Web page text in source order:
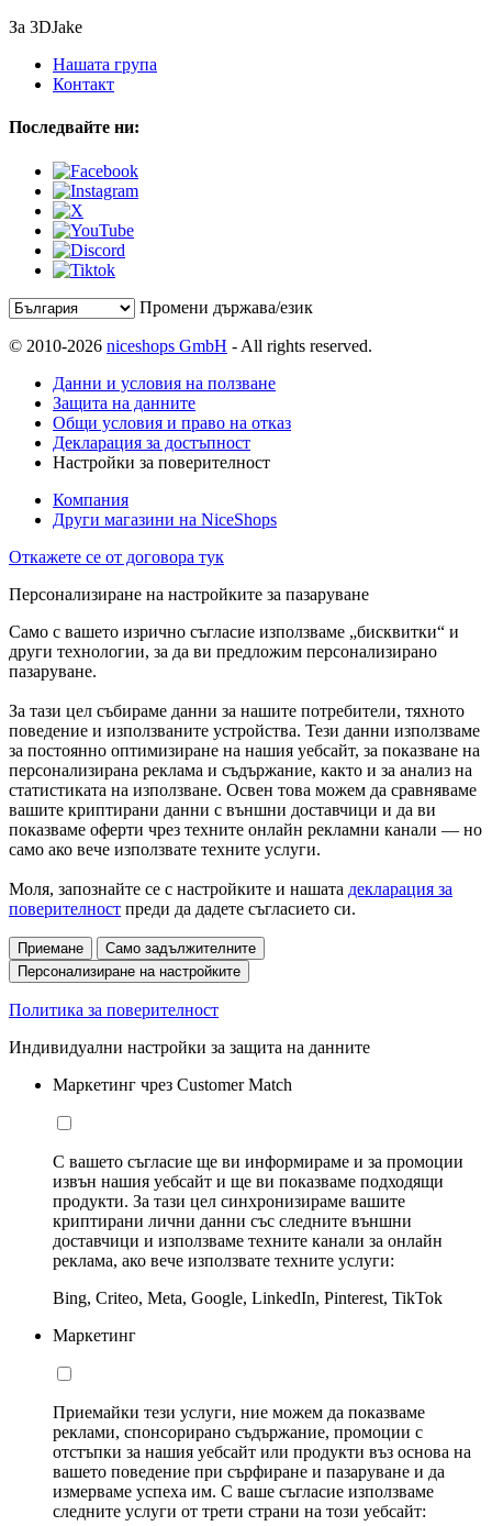
За 3DJake
Нашата група
Контакт
Последвайте ни:
Промени държава/език
© 2010-2026 niceshops GmbH - All rights reserved.
Данни и условия на ползване
Защита на данните
Общи условия и право на отказ
Декларация за достъпност
Настройки за поверителност
Компания
Други магазини на NiceShops
Откажете се от договора тук
Персонализиране на настройките за пазаруване
Само с вашето изрично съгласие използваме „бисквитки“ и
други технологии, за да ви предложим персонализирано
пазаруване.
За тази цел събираме данни за нашите потребители, тяхното
поведение и използваните устройства. Тези данни използваме
за постоянно оптимизиране на нашия уебсайт, за показване на
персонализирана реклама и съдържание, както и за анализ на
статистиката на използване. Освен това можем да сравняваме
вашите криптирани данни с външни доставчици и да ви
показваме оферти чрез техните онлайн рекламни канали — но
само ако вече използвате техните услуги.
Моля, запознайте се с настройките и нашата декларация за
поверителност преди да дадете съгласието си.
Приемане
Само задължителните
Персонализиране на настройките
Политика за поверителност
Индивидуални настройки за защита на данните
Маркетинг чрез Customer Match
С вашето съгласие ще ви информираме и за промоции
извън нашия уебсайт и ще ви показваме подходящи
продукти. За тази цел синхронизираме вашите
криптирани лични данни със следните външни
доставчици и използваме техните канали за онлайн
реклама, ако вече използвате техните услуги:
Bing, Criteo, Meta, Google, LinkedIn, Pinterest, TikTok
Маркетинг
Приемайки тези услуги, ние можем да показваме
реклами, спонсорирано съдържание, промоции с
отстъпки за нашия уебсайт или продукти въз основа на
вашето поведение при сърфиране и пазаруване и да
измерваме успеха им. С ваше съгласие използваме
следните услуги от трети страни на този уебсайт: